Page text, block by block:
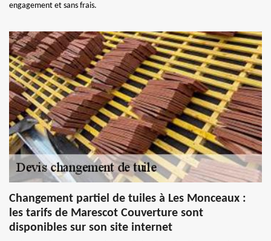
engagement et sans frais.
Changement partiel de tuiles à Les Monceaux :
les tarifs de Marescot Couverture sont
disponibles sur son site internet